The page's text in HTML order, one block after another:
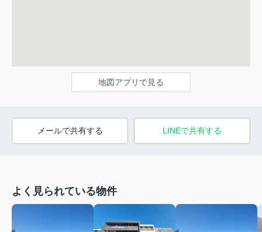
地図アプリで見る
メールで共有する LINEで共有する
よく見られている物件